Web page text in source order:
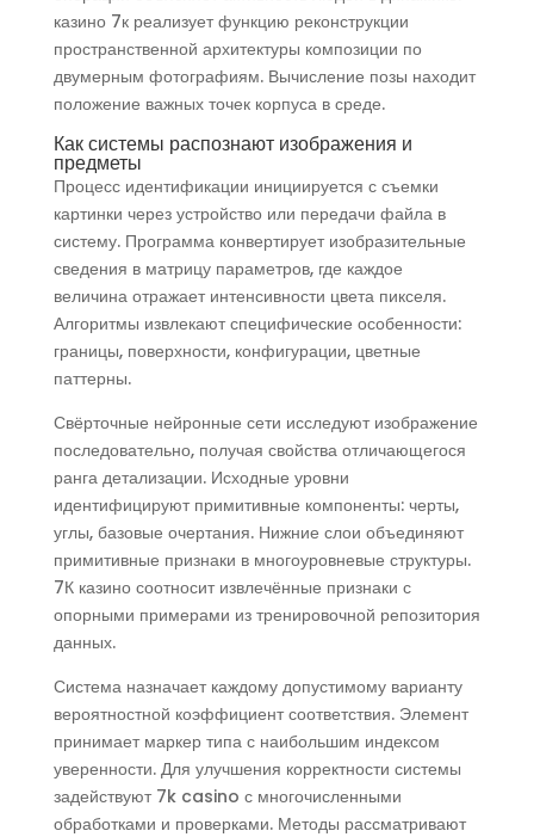
казино 7к реализует функцию реконструкции
пространственной архитектуры композиции по
двумерным фотографиям. Вычисление позы находит
положение важных точек корпуса в среде.
Как системы распознают изображения и
предметы
Процесс идентификации инициируется с съемки
картинки через устройство или передачи файла в
систему. Программа конвертирует изобразительные
сведения в матрицу параметров, где каждое
величина отражает интенсивности цвета пикселя.
Алгоритмы извлекают специфические особенности:
границы, поверхности, конфигурации, цветные
паттерны.
Свёрточные нейронные сети исследуют изображение
последовательно, получая свойства отличающегося
ранга детализации. Исходные уровни
идентифицируют примитивные компоненты: черты,
углы, базовые очертания. Нижние слои объединяют
примитивные признаки в многоуровневые структуры.
7К казино соотносит извлечённые признаки с
опорными примерами из тренировочной репозитория
данных.
Система назначает каждому допустимому варианту
вероятностной коэффициент соответствия. Элемент
принимает маркер типа с наибольшим индексом
уверенности. Для улучшения корректности системы
задействуют 7k casino с многочисленными
обработками и проверками. Методы рассматривают